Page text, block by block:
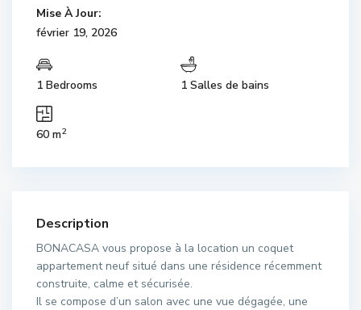
Mise À Jour:
février 19, 2026
1 Bedrooms 1 Salles de bains
60 m2
Description
BONACASA vous propose à la location un coquet
appartement neuf situé dans une résidence récemment
construite, calme et sécurisée.
Il se compose d’un salon avec une vue dégagée, une